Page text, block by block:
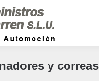
y correas